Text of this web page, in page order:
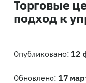
Торговые
подход к
Опубликовано: 12
Обновлено: 17